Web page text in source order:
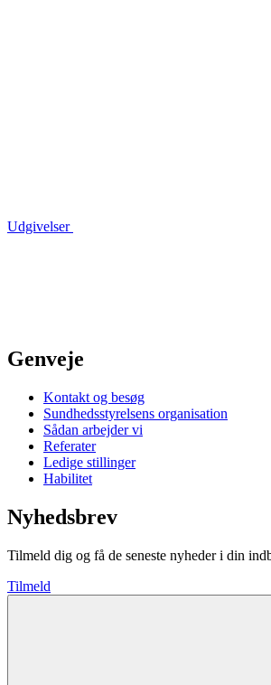
Udgivelser
Genveje
Kontakt og besøg
Sundhedsstyrelsens organisation
Sådan arbejder vi
Referater
Ledige stillinger
Habilitet
Nyhedsbrev
Tilmeld dig og få de seneste nyheder i din
Tilmeld